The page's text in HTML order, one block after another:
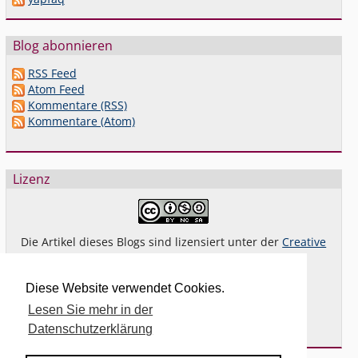
Diese Website verwendet Cookies.
Lesen Sie mehr in der
Datenschutzerklärung
Blog abonnieren
RSS Feed
Atom Feed
Kommentare (RSS)
Kommentare (Atom)
Lizenz
Die Artikel dieses Blogs sind lizensiert unter derCreative
Das giltnichtfür Bilder oder (andere) erkennbare
Beiträge.